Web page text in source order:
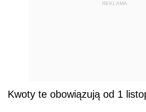
REKLAMA
Kwoty te obowiązują od 1